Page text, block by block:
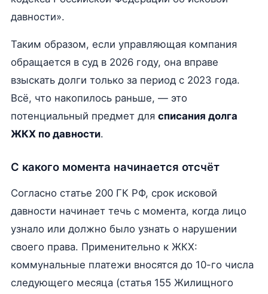
давности».
Таким образом, если управляющая компания
обращается в суд в 2026 году, она вправе
взыскать долги только за период с 2023 года.
Всё, что накопилось раньше, — это
потенциальный предмет для списания долга
ЖКХ по давности.
С какого момента начинается отсчёт
Согласно статье 200 ГК РФ, срок исковой
давности начинает течь с момента, когда лицо
узнало или должно было узнать о нарушении
своего права. Применительно к ЖКХ:
коммунальные платежи вносятся до 10-го числа
следующего месяца (статья 155 Жилищного